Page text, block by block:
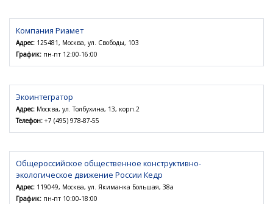
Компания Риамет
Адрес: 125481, Москва, ул. Свободы, 103
График: пн-пт 12:00-16:00
Экоинтегратор
Адрес: Москва, ул. Толбухина, 13, корп.2
Телефон: +7 (495) 978-87-55
Общероссийское общественное конструктивно-
экологическое движение России Кедр
Адрес: 119049, Москва, ул. Якиманка Большая, 38а
График: пн-пт 10:00-18:00